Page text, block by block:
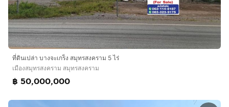
การเดินทางสะดวก :
จาก กรุงเทพฯ ถนนพระราม 2 ถึง แปลงที่ดิน ระยะทาง
ประมาณ 50 กม.
ติดถนนทางหลวงชนบท ทช. 2006
บริษัท อินเตอร์โฮม เรียลตี้ เอสเตท จำกัด
Interhome Realty Estate
ที่ดินเปล่า บางจะเกร็ง สมุทรสงคราม 5 ไร่
เมืองสมุทรสงคราม สมุทรสงคราม
฿ 50,000,000